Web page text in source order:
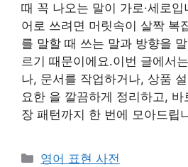
때 꼭 나오는 말이 가로·세로
어로 쓰려면 머릿속이 살짝 복
를 말할 때 쓰는 말과 방향을
르기 때문이에요.이번 글에서
나, 문서를 작업하거나, 상품
요한 을 깔끔하게 정리하고,
장 패턴까지 한 번에 모아드립
카
영어 표현 사전